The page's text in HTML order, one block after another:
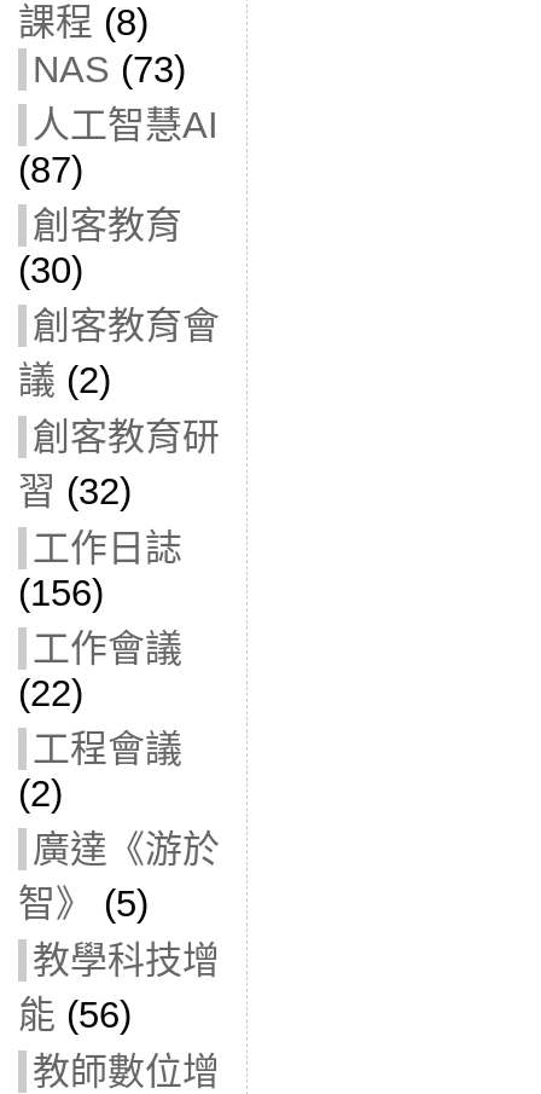
課程 (8)
NAS (73)
人工智慧AI
(87)
創客教育
(30)
創客教育會
議 (2)
創客教育研
習 (32)
工作日誌
(156)
工作會議
(22)
工程會議
(2)
廣達《游於
智》
(5)
教學科技增
能 (56)
教師數位增